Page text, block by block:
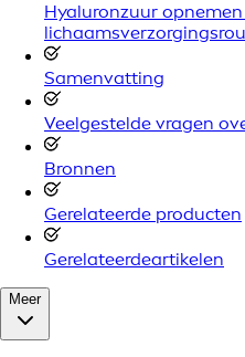
Hyaluronzuur
Samenvatting
Veelgestelde vragen
Bronnen
Gerelateerde producten
Gerelateerdeartikelen
Meer